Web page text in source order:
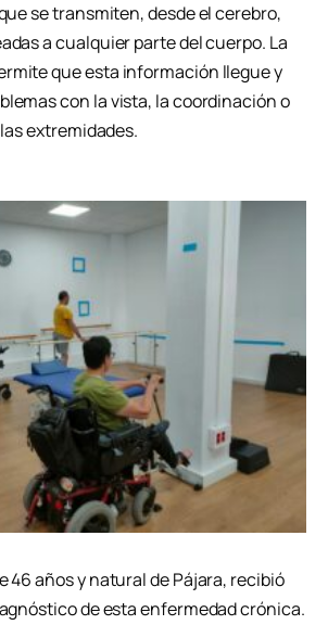
se transmiten, desde el cerebro,
a cualquier parte del cuerpo. La
que esta información llegue y
con la vista, la coordinación o
extremidades.
46 años y natural de Pájara, recibió
de esta enfermedad crónica.